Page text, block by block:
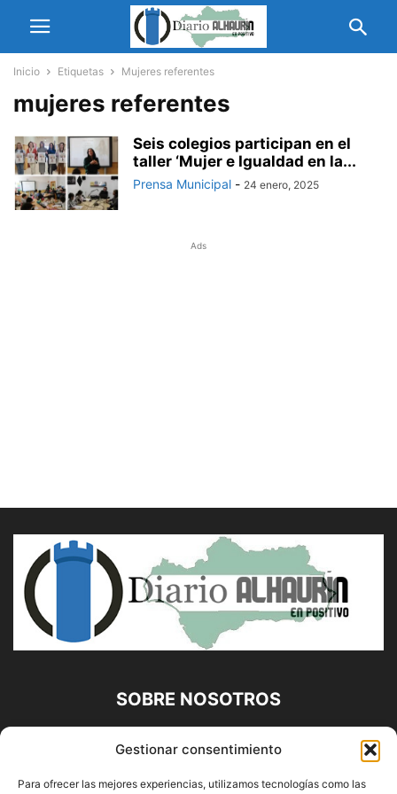
Gestionar consentimiento
Para ofrecer las mejores experiencias, utilizamos tecnologías como las
Inicio Etiquetas Mujeres referentes
mujeres referentes
Seis colegios participan en el
taller ‘Mujer e Igualdad en la...
Prensa Municipal - 24 enero, 2025
Ads
SOBRE NOSOTROS
Diario Alhaurín (www.alhaurindelatorre.com) Propiedad de
Francisco E. López López | 639 95 71 95 | Noticias de
Alhaurín de la Torre, Málaga y Provincia|